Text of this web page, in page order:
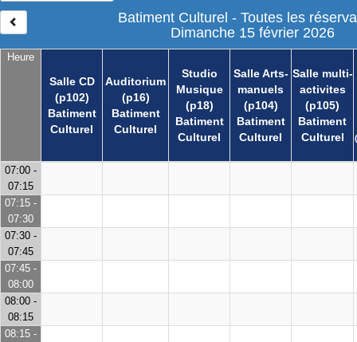
Heure
Salle CD
(p102)
Batiment
Culturel
Auditorium
(p16)
Batiment
Culturel
Studio
Musique
(p18)
Batiment
Culturel
Salle Arts-
manuels
(p104)
Batiment
Culturel
Salle multi-
activites
(p105)
Batiment
Culturel
Batiment Culturel - Toutes les
Dimanche 15 février 2026
07:00 -
07:15
07:15 -
07:30
07:30 -
07:45
07:45 -
08:00
08:00 -
08:15
08:15 -